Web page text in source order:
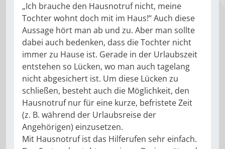
„Ich brauche den Hausnotruf nicht, meine
Tochter wohnt doch mit im Haus!“ Auch diese
Aussage hört man ab und zu. Aber man sollte
dabei auch bedenken, dass die Tochter nicht
immer zu Hause ist. Gerade in der Urlaubszeit
entstehen so Lücken, wo man auch tagelang
nicht abgesichert ist. Um diese Lücken zu
schließen, besteht auch die Möglichkeit, den
Hausnotruf nur für eine kurze, befristete Zeit
(z. B. während der Urlaubsreise der
Angehörigen) einzusetzen.
Mit Hausnotruf ist das Hilferufen sehr einfach.